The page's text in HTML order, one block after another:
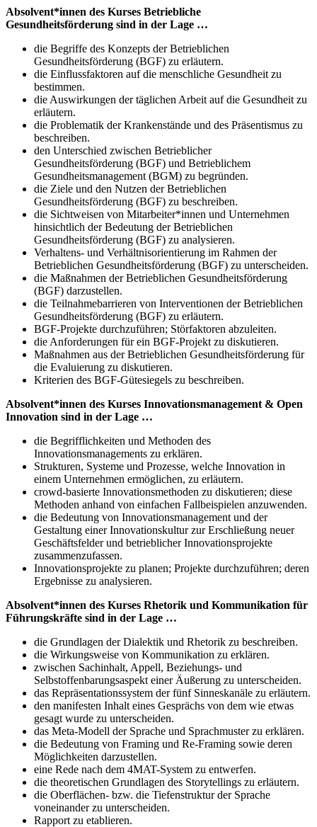
Absolvent*innen des Kurses Betriebliche
Gesundheitsförderung sind in der Lage …
die Begriffe des Konzepts der Betrieblichen
Gesundheitsförderung (BGF) zu erläutern.
die Einflussfaktoren auf die menschliche Gesundheit zu
bestimmen.
die Auswirkungen der täglichen Arbeit auf die Gesundheit zu
erläutern.
die Problematik der Krankenstände und des Präsentismus zu
beschreiben.
den Unterschied zwischen Betrieblicher
Gesundheitsförderung (BGF) und Betrieblichem
Gesundheitsmanagement (BGM) zu begründen.
die Ziele und den Nutzen der Betrieblichen
Gesundheitsförderung (BGF) zu beschreiben.
die Sichtweisen von Mitarbeiter*innen und Unternehmen
hinsichtlich der Bedeutung der Betrieblichen
Gesundheitsförderung (BGF) zu analysieren.
Verhaltens- und Verhältnisorientierung im Rahmen der
Betrieblichen Gesundheitsförderung (BGF) zu unterscheiden.
die Maßnahmen der Betrieblichen Gesundheitsförderung
(BGF) darzustellen.
die Teilnahmebarrieren von Interventionen der Betrieblichen
Gesundheitsförderung (BGF) zu erläutern.
BGF-Projekte durchzuführen; Störfaktoren abzuleiten.
die Anforderungen für ein BGF-Projekt zu diskutieren.
Maßnahmen aus der Betrieblichen Gesundheitsförderung für
die Evaluierung zu diskutieren.
Kriterien des BGF-Gütesiegels zu beschreiben.
Absolvent*innen des Kurses Innovationsmanagement & Open
Innovation sind in der Lage …
die Begrifflichkeiten und Methoden des
Innovationsmanagements zu erklären.
Strukturen, Systeme und Prozesse, welche Innovation in
einem Unternehmen ermöglichen, zu erläutern.
crowd-basierte Innovationsmethoden zu diskutieren; diese
Methoden anhand von einfachen Fallbeispielen anzuwenden.
die Bedeutung von Innovationsmanagement und der
Gestaltung einer Innovationskultur zur Erschließung neuer
Geschäftsfelder und betrieblicher Innovationsprojekte
zusammenzufassen.
Innovationsprojekte zu planen; Projekte durchzuführen; deren
Ergebnisse zu analysieren.
Absolvent*innen des Kurses Rhetorik und Kommunikation für
Führungskräfte sind in der Lage …
die Grundlagen der Dialektik und Rhetorik zu beschreiben.
die Wirkungsweise von Kommunikation zu erklären.
zwischen Sachinhalt, Appell, Beziehungs- und
Selbstoffenbarungsaspekt einer Äußerung zu unterscheiden.
das Repräsentationssystem der fünf Sinneskanäle zu erläutern.
den manifesten Inhalt eines Gesprächs von dem wie etwas
gesagt wurde zu unterscheiden.
das Meta-Modell der Sprache und Sprachmuster zu erklären.
die Bedeutung von Framing und Re-Framing sowie deren
Möglichkeiten darzustellen.
eine Rede nach dem 4MAT-System zu entwerfen.
die theoretischen Grundlagen des Storytellings zu erläutern.
die Oberflächen- bzw. die Tiefenstruktur der Sprache
voneinander zu unterscheiden.
Rapport zu etablieren.